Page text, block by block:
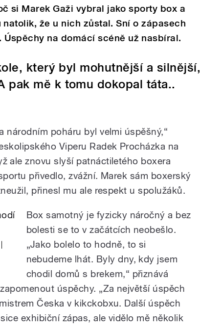
si Marek Gaži vybral jako sporty box a
že u nich zůstal. Sní o zápasech
na domácí scéně už nasbíral.
který byl mohutnější a silnější,
pak mě k tomu dokopal táta..
národním poháru byl velmi úspěšný,“
Viperu Radek Procházka na
ale znovu slyší patnáctiletého boxera
přivedlo, zvážní. Marek sám boxerský
přinesl mu ale respekt u spolužáků.
Box samotný je fyzicky náročný a bez
bolesti se to v začátcích neobešlo.
„Jako bolelo to hodně, to si
nebudeme lhát. Byly dny, kdy jsem
chodil domů s brekem,“ přiznává
úspěchy. „Za největší úspěch
Česka v kikckobxu. Další úspěch
exhibiční zápas, ale vidělo mě několik